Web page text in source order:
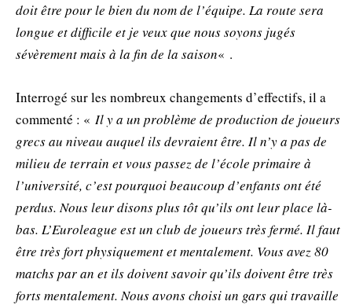
doit être pour le bien du nom de l’équipe. La route sera
longue et difficile et je veux que nous soyons jugés
sévèrement mais à la fin de la saison« .
Interrogé sur les nombreux changements d’effectifs, il a
commenté : « Il y a un problème de production de joueurs
grecs au niveau auquel ils devraient être. Il n’y a pas de
milieu de terrain et vous passez de l’école primaire à
l’université, c’est pourquoi beaucoup d’enfants ont été
perdus. Nous leur disons plus tôt qu’ils ont leur place là-
bas. L’Euroleague est un club de joueurs très fermé. Il faut
être très fort physiquement et mentalement. Vous avez 80
matchs par an et ils doivent savoir qu’ils doivent être très
forts mentalement. Nous avons choisi un gars qui travaille